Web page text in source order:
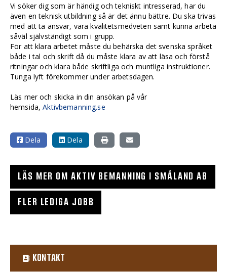
Vi söker dig som är händig och tekniskt intresserad, har du
även en teknisk utbildning så är det ännu bättre. Du ska trivas
med att ta ansvar, vara kvalitetsmedveten samt kunna arbeta
såväl självständigt som i grupp.
För att klara arbetet måste du behärska det svenska språket
både i tal och skrift då du måste klara av att läsa och förstå
ritningar och klara både skriftliga och muntliga instruktioner.
Tunga lyft förekommer under arbetsdagen.
Läs mer och skicka in din ansökan på vår
hemsida,Aktivbemanning.se
Dela Dela
LÄS MER OM AKTIV BEMANNING I SMÅLAND AB
FLER LEDIGA JOBB
KONTAKT